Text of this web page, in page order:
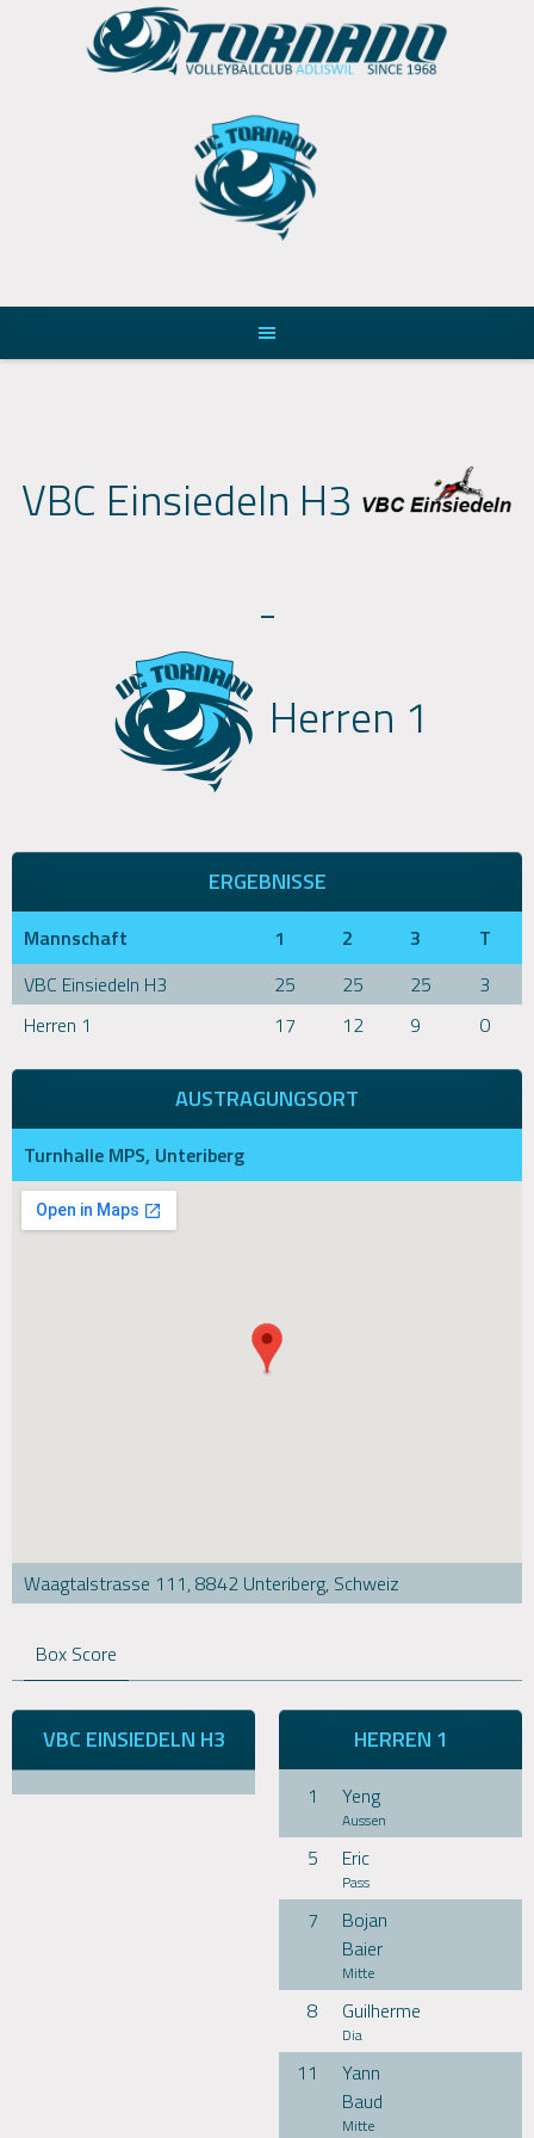
VBC Einsiedeln H3
-
Herren 1
ERGEBNISSE
Mannschaft 1 2 3
T
VBC Einsiedeln H3
25 25 25
3
Herren 1
17 12 9 0
AUSTRAGUNGSORT
Turnhalle MPS, Unteriberg
Waagtalstrasse 111, 8842 Unteriberg, Schweiz
Box Score
VBC EINSIEDELN H3 HERREN 1
1 Yeng
Aussen
5 Eric
Pass
7
Bojan
Baier
Mitte
8 Guilherme
Dia
11
Yann
Baud
Mitte